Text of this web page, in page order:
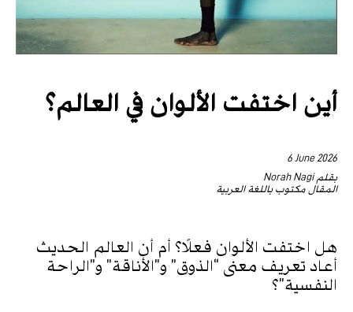
أين اختفت الألوان في العالم؟
6 June 2026
بقلم Norah Nagi
المقال مكتوب باللغة العربية
هل اختفت الألوان فعلًا؟ أم أن العالم الحديث
أعاد تعريف معنى “الذوق” و”الأناقة” و”الراحة
النفسية”؟